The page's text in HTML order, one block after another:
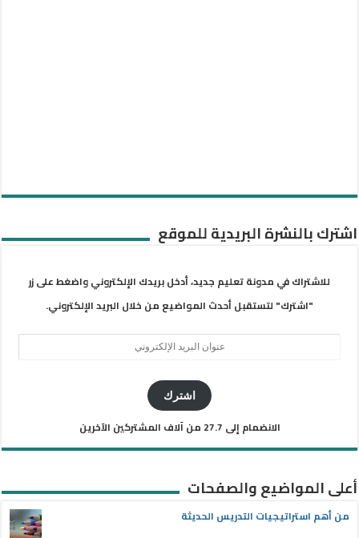
اشترك بالنشرة البريدية للموقع
للاشتراك في مدونة تعليم جديد، أدخل بريدك الإلكتروني واضغط على زر
"اشترك" لتستقبل أحدث المواضيع من خلال البريد الإلكتروني.
اشترك
الانضمام إلى 27.7 من آلاف المشتركين الآخرين
أعلى المواضيع والصفحات
من أهم استراتيجيات التدريس الحديثة